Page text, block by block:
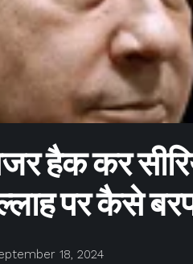
हैक कर
पर कैसे
18, 2024